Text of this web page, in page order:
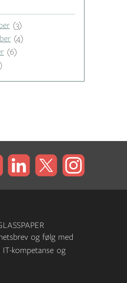
(3)
(4)
(6)
og følg med
kompetanse og